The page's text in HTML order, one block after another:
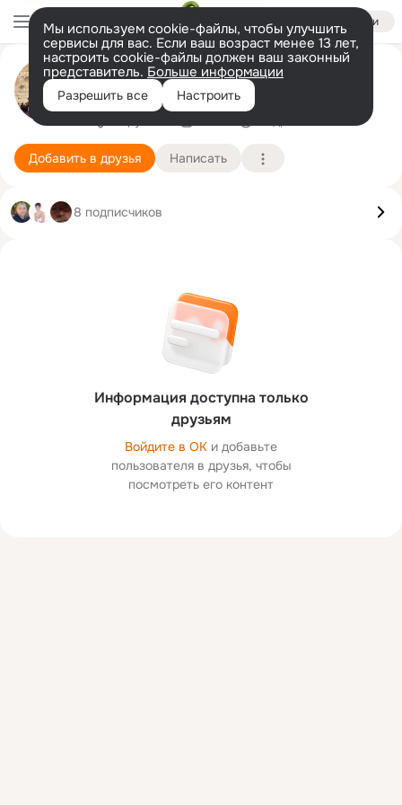
Войти
Мы используем cookie-файлы, чтобы улучшить
сервисы для вас. Если ваш возраст менее 13 лет,
настроить cookie-файлы должен ваш законный
представитель. Больше информации
Разрешить все Настроить
Max Belski
https://maximbelski.wixsite.com/maximus
Добавить в друзья Написать
Информация доступна только
друзьям
Войдите в ОК и добавьте
пользователя в друзья, чтобы
посмотреть его контент
8 подписчиков